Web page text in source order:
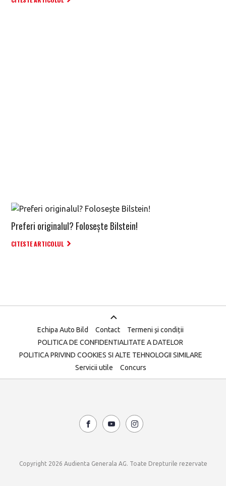
Preferi originalul? Folosește Bilstein!
CITESTE ARTICOLUL
Echipa Auto Bild Contact
Termeni și condiții
POLITICA DE CONFIDENTIALITATE A DATELOR
POLITICA PRIVIND COOKIES SI ALTE TEHNOLOGII SIMILARE
Servicii utile
Concurs
Copyright 2026 Audienta Generala AG. Toate Drepturile rezervate